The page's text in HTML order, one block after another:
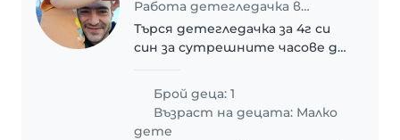
Работа детегледачка в София
Търся детегледачка за 4г си
син за сутрешните часове до
гледан вкъщи , но съм склонен
и да го водя при
детегледачката.
Брой деца: 1
Възраст на децата: Малко
дете